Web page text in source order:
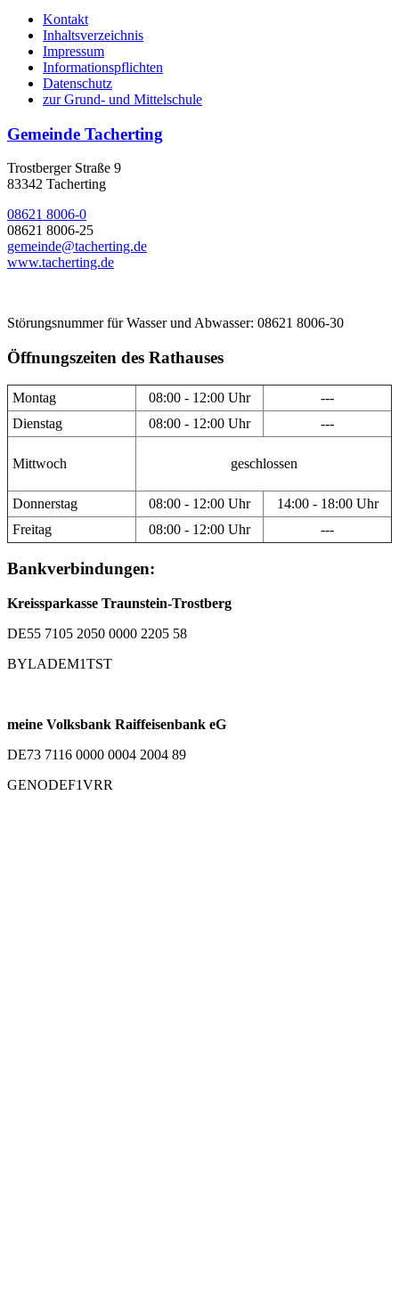
Kontakt
Inhaltsverzeichnis
Impressum
Informationspflichten
Datenschutz
zur Grund- und Mittelschule
Gemeinde Tacherting
Trostberger Straße 9
83342 Tacherting
08621 8006-0
08621 8006-25
gemeinde@tacherting.de
www.tacherting.de
Störungsnummer für Wasser und Abwasser: 08621 8006-30
Öffnungszeiten des Rathauses
Montag 08:00 - 12:00 Uhr
---
Dienstag
08:00 - 12:00 Uhr ---
Mittwoch geschlossen
Donnerstag 08:00 - 12:00 Uhr
14:00 - 18:00 Uhr
Freitag
08:00 - 12:00 Uhr ---
Bankverbindungen:
Kreissparkasse Traunstein-Trostberg
DE55 7105 2050 0000 2205 58
BYLADEM1TST
meine Volksbank Raiffeisenbank eG
DE73 7116 0000 0004 2004 89
GENODEF1VRR